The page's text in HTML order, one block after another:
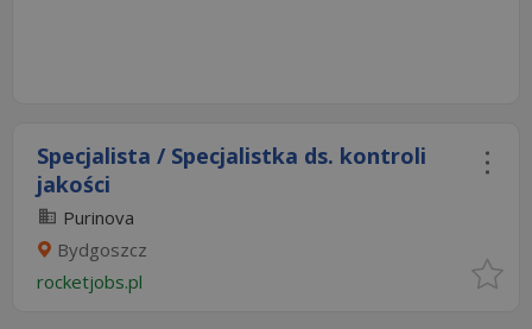
Specjalista / Specjalistka ds. kontroli
jakości
Purinova
Bydgoszcz
rocketjobs.pl